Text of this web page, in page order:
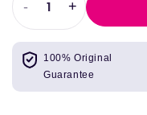
Verlaag
de
hoeveelheid
voor
-
Verhoog
voor
Nu
+
100% Original
Guarantee